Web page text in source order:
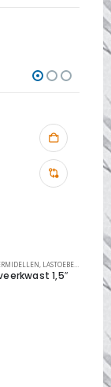
LASTOEBEHOREN
1,5″